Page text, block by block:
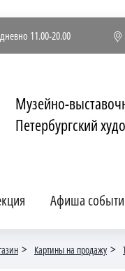
11.00-20.00
Музейно-
Петербургский
Афиша
Картины на продажу